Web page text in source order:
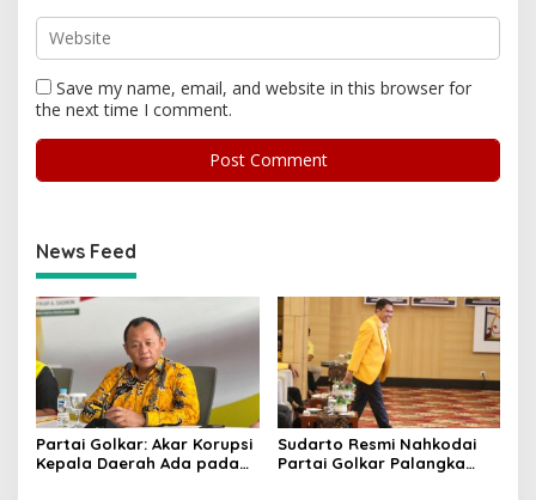
Save my name, email, and website in this browser for
the next time I comment.
News Feed
Partai Golkar: Akar Korupsi
Kepala Daerah Ada pada
Sudarto Resmi Nahkodai
Partai Golkar Palangka